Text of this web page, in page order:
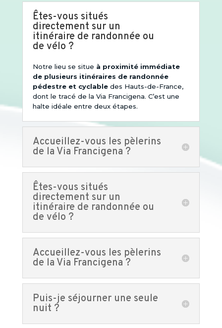
Êtes-vous situés
directement sur un
itinéraire de randonnée ou
de vélo ?
Notre lieu se situe à proximité immédiate
de plusieurs itinéraires de randonnée
pédestre et cyclabledes Hauts-de-France,
dont le tracé de la Via Francigena. C’est une
halte idéale entre deux étapes.
Accueillez-vous les pèlerins
de la Via Francigena ?
Êtes-vous situés
directement sur un
itinéraire de randonnée ou
de vélo ?
Accueillez-vous les pèlerins
de la Via Francigena ?
Puis-je séjourner une seule
nuit ?